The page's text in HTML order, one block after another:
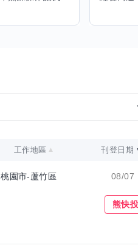
工作地區 刊登日期
桃園市-蘆竹區
08/07
熊快投